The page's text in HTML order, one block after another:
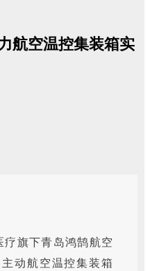
航空温控集装箱实
疗旗下青岛鸿鹄航空
动航空温控集装箱